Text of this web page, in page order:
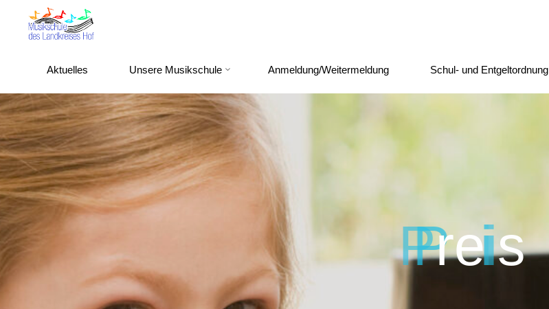
Willkommen
bei der
Musikschule
des
Landkreises
Aktuelles Unsere Musikschule Anmeldung/Weitermeldung Schul- und Entgeltordnung
P
Prei
is